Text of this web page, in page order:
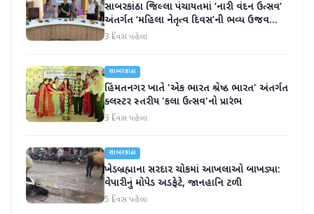
સાબરકાંઠા જિલ્લા પંચાયતમાં ‘નારી વંદન ઉત્સવ’
અંતર્ગત ‘મહિલા નેતૃત્વ દિવસ’ની ભવ્ય ઉજવણી
કરાઈ
3 દિવસ પહેલા
સાબરકાંઠા
હિંમતનગર ખાતે 'એક ભારત શ્રેષ્ઠ ભારત' અંતર્ગત
ક્લસ્ટર સ્તરીય 'કલા ઉત્સવ'નો પ્રારંભ
3 દિવસ પહેલા
સાબરકાંઠા
ખેડબ્રહ્માના સરદાર ચોકમાં આખલાઓ બાખડ્યા:
વેપારીનું મોપેડ અડફેટે, જાનહાનિ ટળી
5 દિવસ પહેલા